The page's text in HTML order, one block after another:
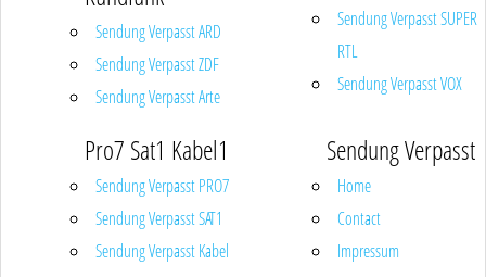
Sendung Verpasst ARD
Sendung Verpasst ZDF
Sendung Verpasst Arte
Sendung Verpasst SUPER
RTL
Sendung Verpasst VOX
Pro7 Sat1 Kabel1
Sendung Verpasst PRO7
Sendung Verpasst SAT1
Sendung Verpasst Kabel
Sendung Verpasst
Home
Contact
Impressum